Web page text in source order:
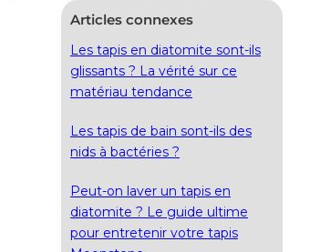
Articles connexes
Les tapis en diatomite sont-ils
glissants ? La vérité sur ce
matériau tendance
Les tapis de bain sont-ils des
nids à bactéries ?
Peut-on laver un tapis en
diatomite ? Le guide ultime
pour entretenir votre tapis